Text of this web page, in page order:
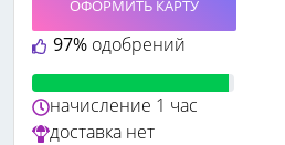
97% одобрений
ОФОРМИТЬ КАРТУ
начисление 1 час
доставка нет